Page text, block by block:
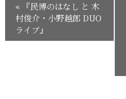
« 『民博のはなし と 木
村俊介・小野越郎 DUO
ライブ』